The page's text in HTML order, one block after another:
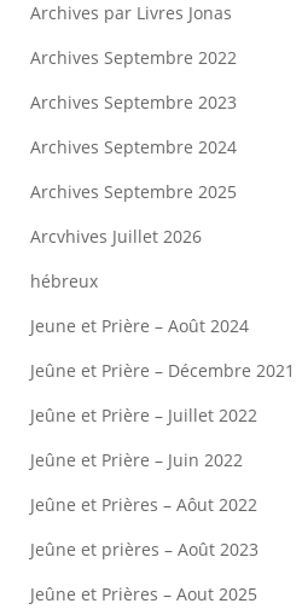
Archives par Livres Jonas
Archives Septembre 2022
Archives Septembre 2023
Archives Septembre 2024
Archives Septembre 2025
Arcvhives Juillet 2026
hébreux
Jeune et Prière – Août 2024
Jeûne et Prière – Décembre 2021
Jeûne et Prière – Juillet 2022
Jeûne et Prière – Juin 2022
Jeûne et Prières – Aôut 2022
Jeûne et prières – Août 2023
Jeûne et Prières – Aout 2025